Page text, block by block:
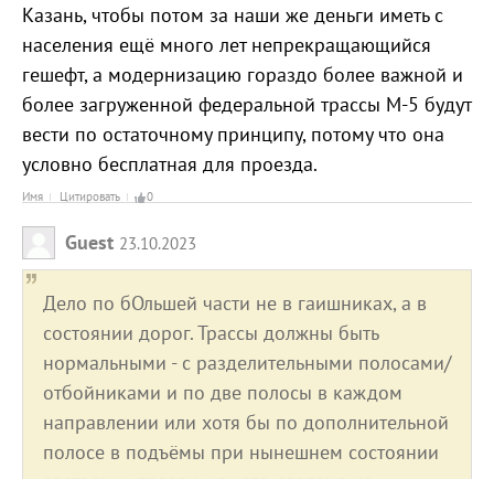
Казань, чтобы потом за наши же деньги иметь с
населения ещё много лет непрекращающийся
гешефт, а модернизацию гораздо более важной и
более загруженной федеральной трассы М-5 будут
вести по остаточному принципу, потому что она
условно бесплатная для проезда.
Имя Цитировать 0
Guest 23.10.2023
Дело по бОльшей части не в гаишниках, а в
состоянии дорог. Трассы должны быть
нормальными - с разделительными полосами/
отбойниками и по две полосы в каждом
направлении или хотя бы по дополнительной
полосе в подъёмы при нынешнем состоянии